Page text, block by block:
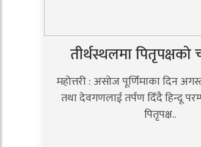
तीर्थस्थलमा
महोत्तरी : असोज पूर्णिमाका दिन
तथा देवगणलाई तर्पण दिँदै हिन्दू
पितृपक्ष..